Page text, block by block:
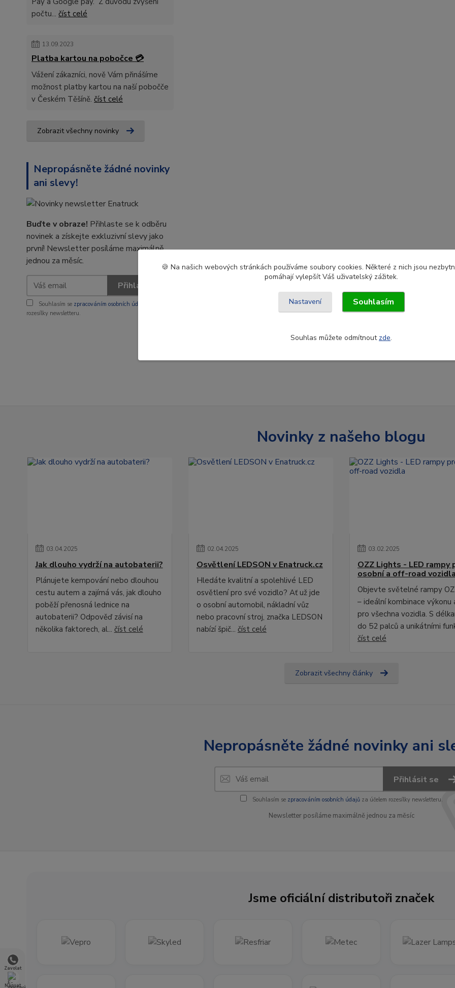
Zavolat
Napsat
počtu... číst celé
13.09.2023
Platba kartou na pobočce 💳
Vážení zákazníci, nově Vám přinášíme
možnost platby kartou na naší pobočče
v Českém Těšíně. číst celé
Zobrazit všechny novinky
Nepropásněte žádné novinky
ani slevy!
Buďte v obraze! Přihlaste se k odběru
novinek a získejte exkluzivní slevy jako
první! Newsletter posíláme maximálně
jednou za měsíc.
Přihlásit se
Souhlasím se zpracováním osobních údajů
rozesílky newsletteru.
Novinky z našeho blogu
03.04.2025
Jak dlouho vydrží na autobaterii?
Plánujete kempování nebo dlouhou
cestu autem a zajímá vás, jak dlouho
poběží přenosná lednice na
autobaterii? Odpověď závisí na
několika faktorech, al... číst celé
02.04.2025
Osvětlení LEDSON v Enatruck.cz
Hledáte kvalitní a spolehlivé LED
osvětlení pro své vozidlo? Ať už jde
o osobní automobil, nákladní vůz
nebo pracovní stroj, značka LEDSON
nabízí špič... číst celé
03.02.2025
OZZ Lights - LED rampy
osobní a off-road vozidla
Objevte světelné rampy
– ideální kombinace výkonu
pro všechna vozidla. S
do 52 palců a unikátními
číst celé
Zobrazit všechny články
Nepropásněte žádné novinky ani
Přihlásit se
Souhlasím se zpracováním osobních údajůza účelem rozesílky newsletteru.
Newsletter posíláme maximálně jednou za měsíc
Jsme oficiální distributoři značek
🍪 Na našich webových stránkách používáme soubory cookies. Některé z nich jsou
pomáhají vylepšít Váš uživatelský zážitek.
Nastavení Souhlasím
Souhlas můžete odmítnout zde.